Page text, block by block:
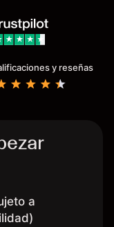
y reseñas
a